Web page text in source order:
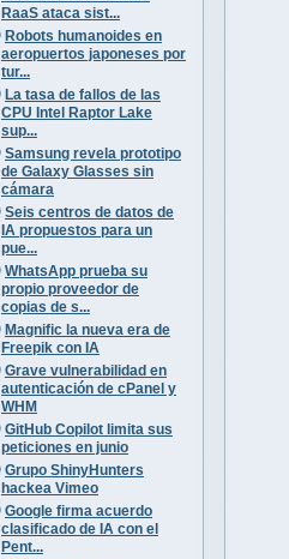
RaaS ataca sist...
Robots humanoides en
aeropuertos japoneses por
tur...
La tasa de fallos de las
CPU Intel Raptor Lake
sup...
Samsung revela prototipo
de Galaxy Glasses sin
cámara
Seis centros de datos de
IA propuestos para un
pue...
WhatsApp prueba su
propio proveedor de
copias de s...
Magnific la nueva era de
Freepik con IA
Grave vulnerabilidad en
autenticación de cPanel y
WHM
GitHub Copilot limita sus
peticiones en junio
Grupo ShinyHunters
hackea Vimeo
Google firma acuerdo
clasificado de IA con el
Pent...